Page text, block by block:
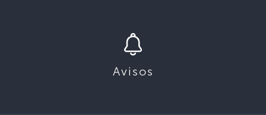
Avisos